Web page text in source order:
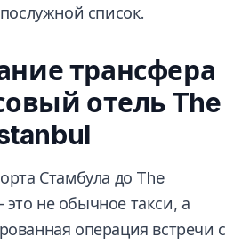
список.
трансфера
отель The
Стамбула до The
это не обычное такси, а
операция встречи с